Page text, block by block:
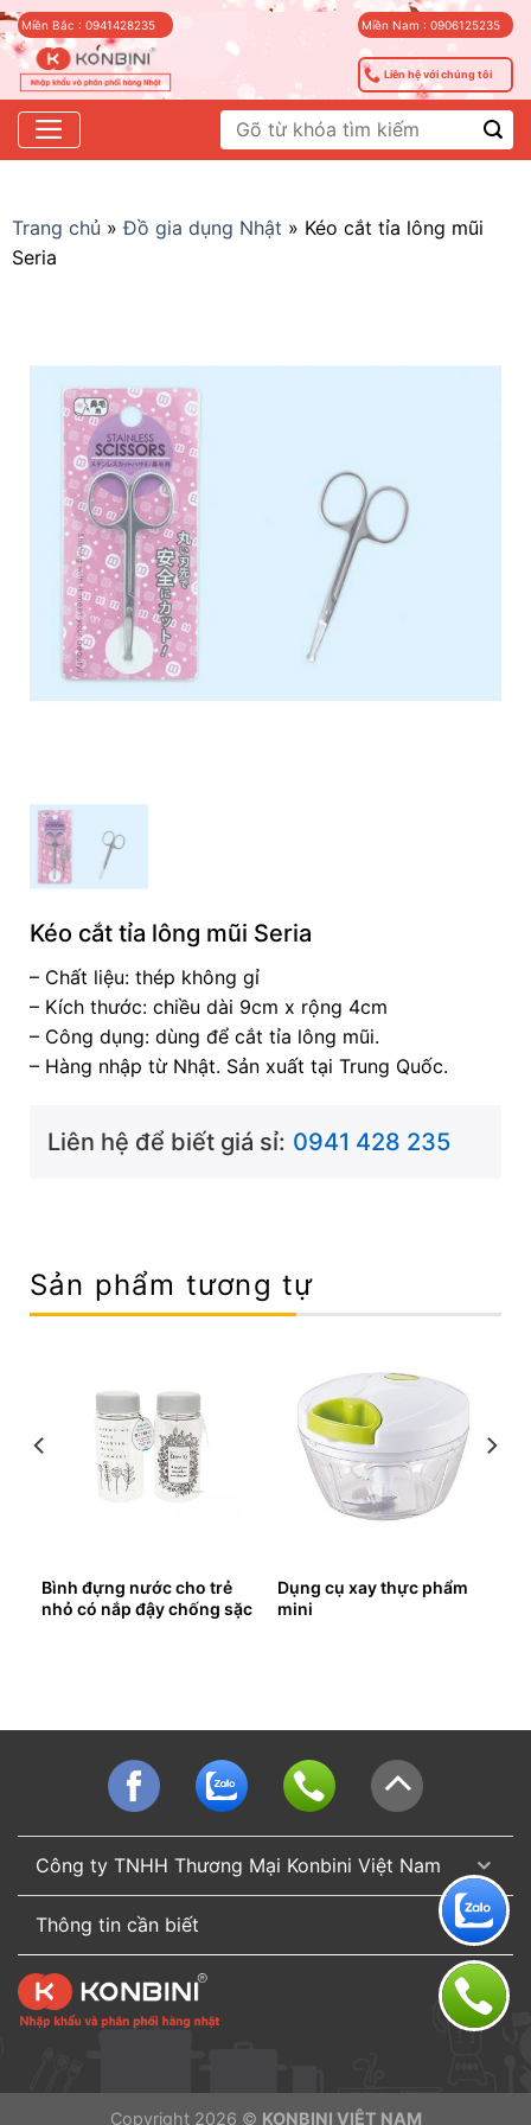
Skip
to
content
Miền Bắc : 0941428235 Miền Nam : 0906125235
Liên hệ với chúng tôi
Tìm
kiếm:
Trang chủ »Đồ gia dụng Nhật » Kéo cắt tỉa lông mũi
Seria
Kéo cắt tỉa lông mũi Seria
– Chất liệu: thép không gỉ
– Kích thước: chiều dài 9cm x rộng 4cm
– Công dụng: dùng để cắt tỉa lông mũi.
– Hàng nhập từ Nhật. Sản xuất tại Trung Quốc.
Liên hệ để biết giá sỉ: 0941 428 235
Sản phẩm tương tự
Bình đựng nước cho trẻ
nhỏ có nắp đậy chống sặc
Dụng cụ xay thực phẩm
mini
Công ty TNHH Thương Mại Konbini Việt Nam
Thông tin cần biết
Copyright 2026 © KONBINI VIỆT NAM